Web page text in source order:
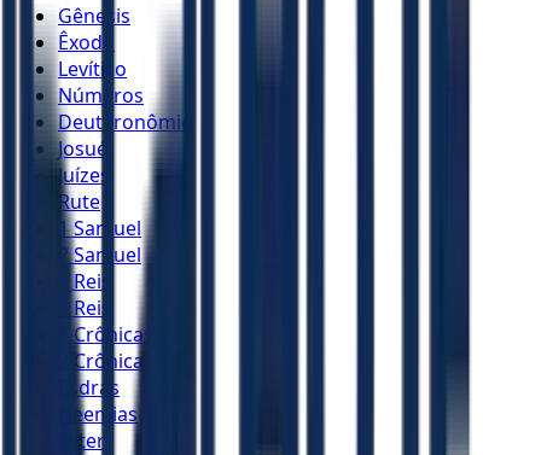
Gênesis
Êxodo
Levítico
Números
Deuteronômio
Josué
Juízes
Rute
1 Samuel
2 Samuel
1 Reis
2 Reis
1 Crônicas
2 Crônicas
Esdras
Neemias
Ester